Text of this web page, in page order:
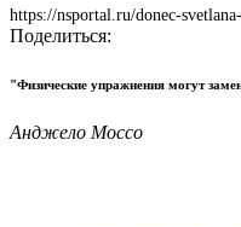
https://nsportal.ru/donec-
Поделиться:
"Физические упражнения могут
Анджело Моссо